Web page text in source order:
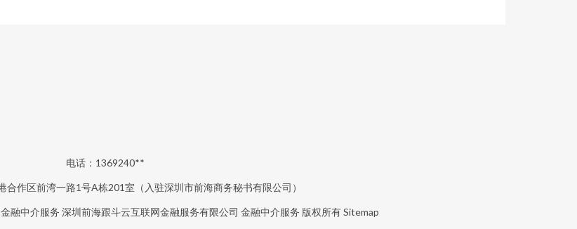
电话：1369240**
合作区前湾一路1号A栋201室（入驻深圳市前海商务秘书有限公司）
金融中介服务 深圳前海跟斗云互联网金融服务有限公司 金融中介服务 版权所有Sitemap